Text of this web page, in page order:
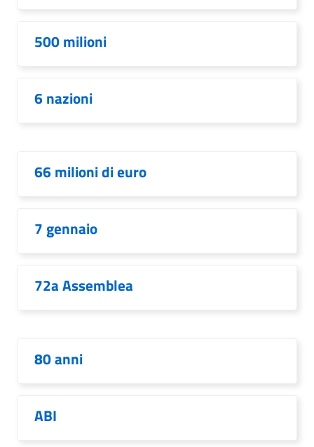
500 milioni
6 nazioni
66 milioni di euro
7 gennaio
72a Assemblea
80 anni
ABI